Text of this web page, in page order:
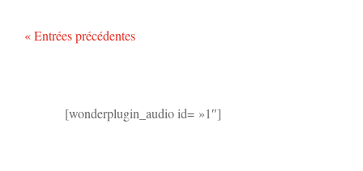
« Entrées précédentes
[wonderplugin_audio id= »1″]